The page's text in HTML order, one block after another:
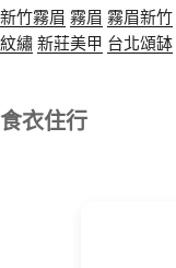
新竹霧眉 霧眉 霧眉新竹
紋繡新莊美甲 台北頌缽
食衣住行